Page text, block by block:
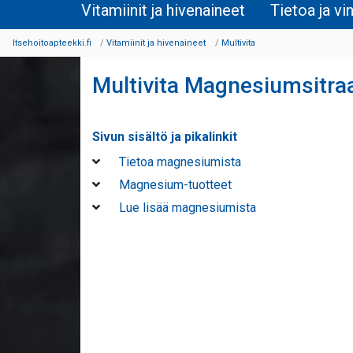
Vitamiinit ja hivenaineet Tietoa ja
Itsehoitoapteekki.fi Vitamiinit ja hivenaineet Multivita
Multivita
Sivun sisältö ja pikalinkit
Tietoa magnesiumista
Magnesium-tuotteet
Lue lisää magnesiumista